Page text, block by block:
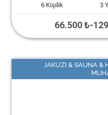
6 Kişilik 3
66.500 ₺-
JAKUZI & SAUNA &